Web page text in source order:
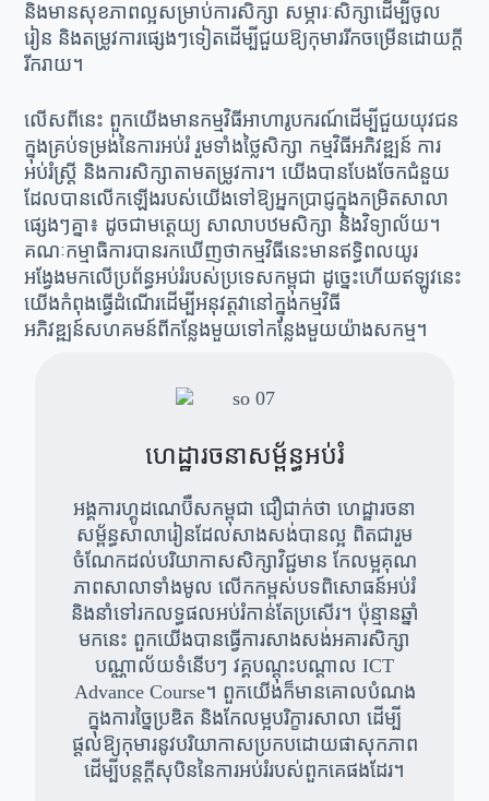
និងមានសុខភាពល្អសម្រាប់ការសិក្សា សម្ភារៈសិក្សាដើម្បីចូល
រៀន និងតម្រូវការផ្សេងៗទៀតដើម្បីជួយឱ្យកុមាររីកចម្រើនដោយក្តី
រីករាយ។
លើសពីនេះ ពួកយើងមានកម្មវិធីអាហារូបករណ៍ដើម្បីជួយយុវជន
ក្នុងគ្រប់ទម្រង់នៃការអប់រំ រួមទាំងថ្លៃសិក្សា កម្មវិធីអភិវឌ្ឍន៍ ការ
អប់រំស្ត្រី និងការសិក្សាតាមតម្រូវការ។ យើងបានបែងចែកជំនួយ
ដែលបានលើកឡើងរបស់យើងទៅឱ្យអ្នកប្រាជ្ញក្នុងកម្រិតសាលា
ផ្សេងៗគ្នា៖ ដូចជាមត្តេយ្យ សាលាបឋមសិក្សា និងវិទ្យាល័យ។
គណៈកម្មាធិការបានរកឃើញថាកម្មវិធីនេះមានឥទ្ធិពលយូរ
អង្វែងមកលើប្រព័ន្ធអប់រំរបស់ប្រទេសកម្ពុជា ដូច្នេះហើយឥឡូវនេះ
យើងកំពុងធ្វើដំណើរដើម្បីអនុវត្តវានៅក្នុងកម្មវិធី
អភិវឌ្ឍន៍សហគមន៍ពីកន្លែងមួយទៅកន្លែងមួយយ៉ាងសកម្ម។
ហេដ្ឋារចនាសម្ព័ន្ធអប់រំ
អង្គការហ្គូដណេប៊ឺសកម្ពុជា ជឿជាក់ថា ហេដ្ឋារចនា
សម្ព័ន្ធសាលារៀនដែលសាងសង់បានល្អ ពិតជារួម
ចំណែកដល់បរិយាកាសសិក្សាវិជ្ជមាន កែលម្អគុណ
ភាពសាលាទាំងមូល លើកកម្ពស់បទពិសោធន៍អប់រំ
និងនាំទៅរកលទ្ធផលអប់រំកាន់តែប្រសើរ។ ប៉ុន្មានឆ្នាំ
មកនេះ ពួកយើងបានធ្វើការសាងសង់អគារសិក្សា
បណ្ណាល័យទំនើបៗ វគ្គបណ្តុះបណ្តាល ICT
Advance Course។ ពួកយើងក៏មានគោលបំណង
ក្នុងការច្នៃប្រឌិត និងកែលម្អបរិក្ខារសាលា ដើម្បី
ផ្តល់ឱ្យកុមារនូវបរិយាកាសប្រកបដោយផាសុកភាព
ដើម្បីបន្តក្តីសុបិននៃការអប់រំរបស់ពួកគេផងដែរ។